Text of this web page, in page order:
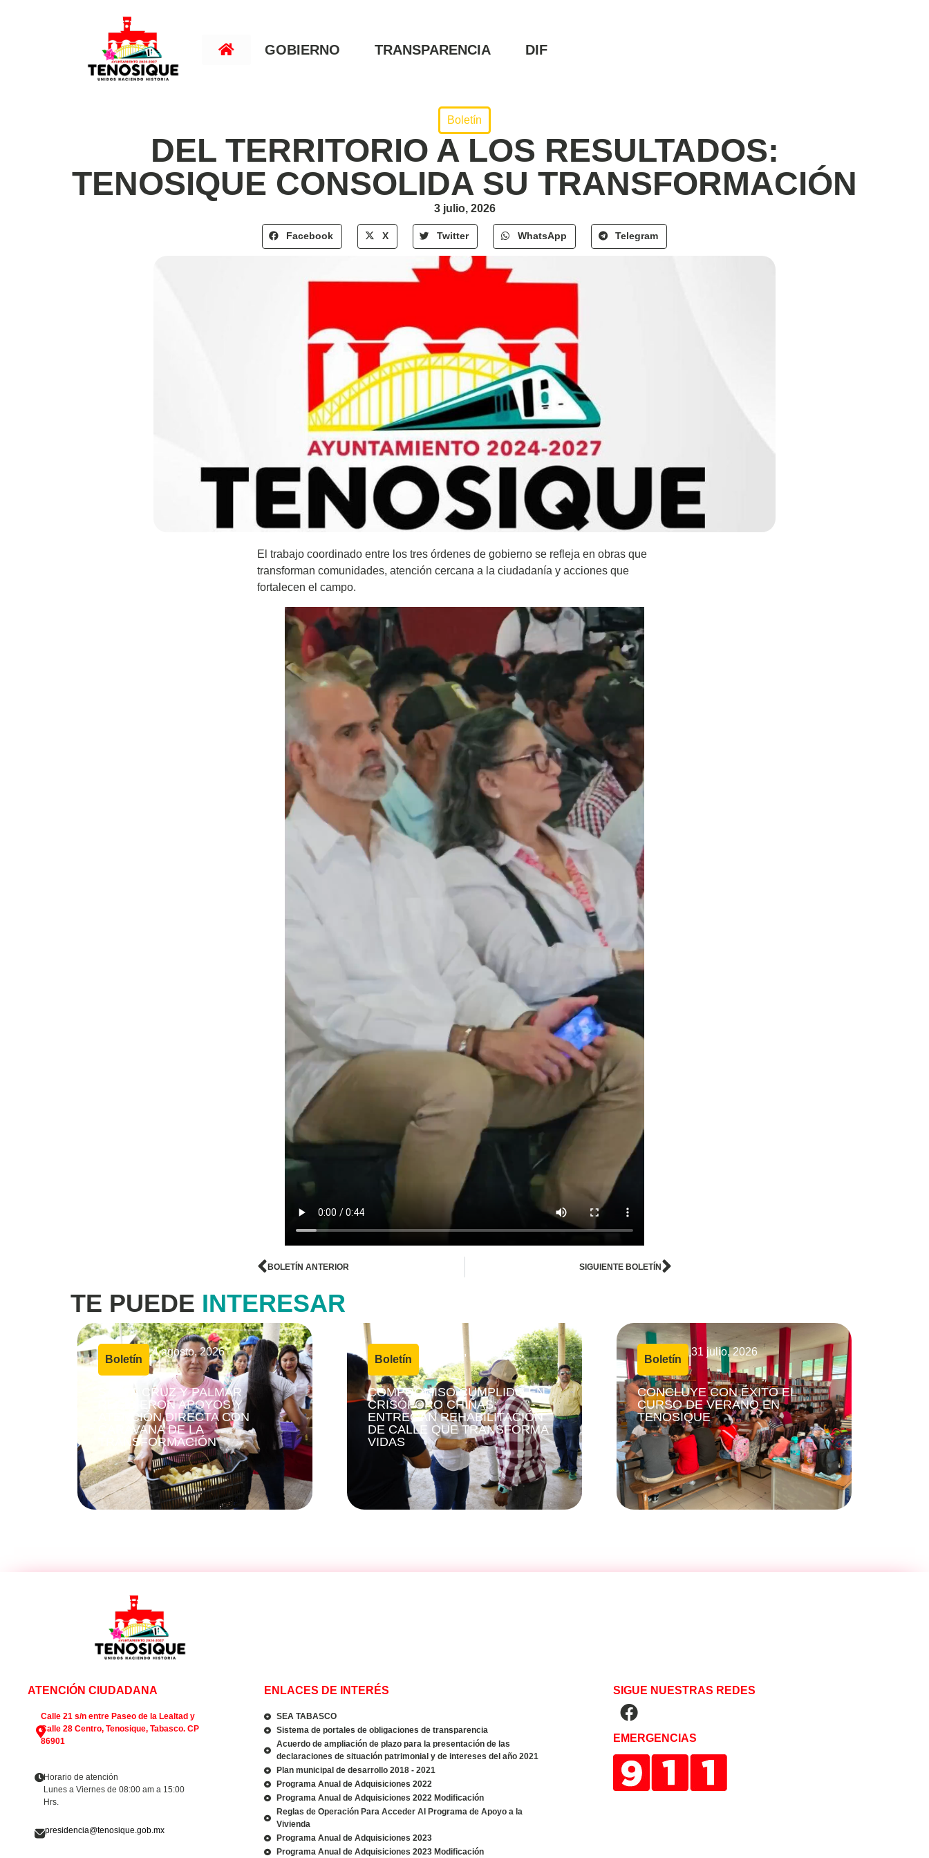
GOBIERNO TRANSPARENCIA DIF
Boletín
DEL TERRITORIO A LOS RESULTADOS:
TENOSIQUE CONSOLIDA SU TRANSFORMACIÓN
3 julio, 2026
Facebook X Twitter WhatsApp Telegram
El trabajo coordinado entre los tres órdenes de gobierno se refleja en obras que
transforman comunidades, atención cercana a la ciudadanía y acciones que
fortalecen el campo.
BOLETÍN ANTERIOR SIGUIENTE BOLETÍN
TE PUEDE INTERESAR
Boletín |
4 agosto, 2026
SANTA CRUZ Y PALMAR
RECIBIERON APOYOS Y
ATENCIÓN DIRECTA CON
CARAVANA DE LA
TRANSFORMACIÓN
Boletín
4 agosto, 2026
COMPROMISO CUMPLIDO EN
CRISÓFORO CHIÑAS;
ENTREGAN REHABILITACIÓN
DE CALLE QUE TRANSFORMA
VIDAS
Boletín |
31 julio, 2026
CONCLUYE CON ÉXITO EL
CURSO DE VERANO EN
TENOSIQUE
ATENCIÓN CIUDADANA
Calle 21 s/n entre Paseo de la Lealtad y
Calle 28 Centro, Tenosique, Tabasco. CP
86901
Horario de atención
Lunes a Viernes de 08:00 am a 15:00
Hrs.
presidencia@tenosique.gob.mx
ENLACES DE INTERÉS
SEA TABASCO
Sistema de portales de obligaciones de transparencia
Acuerdo de ampliación de plazo para la presentación de las
declaraciones de situación patrimonial y de intereses del año 2021
Plan municipal de desarrollo 2018 - 2021
Programa Anual de Adquisiciones 2022
Programa Anual de Adquisiciones 2022 Modificación
Reglas de Operación Para Acceder Al Programa de Apoyo a la
Vivienda
Programa Anual de Adquisiciones 2023
Programa Anual de Adquisiciones 2023 Modificación
SIGUE NUESTRAS REDES
EMERGENCIAS